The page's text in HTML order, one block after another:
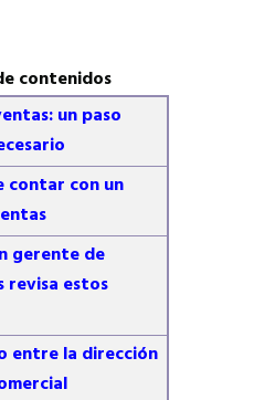
contenidos
un paso
contar con un
gerente de
revisa estos
entre la dirección